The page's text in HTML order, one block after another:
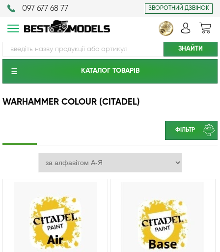
097 677 68 77 ЗВОРОТНИЙ ДЗВІНОК
КАТАЛОГ ТОВАРIВ
WARHAMMER COLOUR (CITADEL)
ФІЛЬТР